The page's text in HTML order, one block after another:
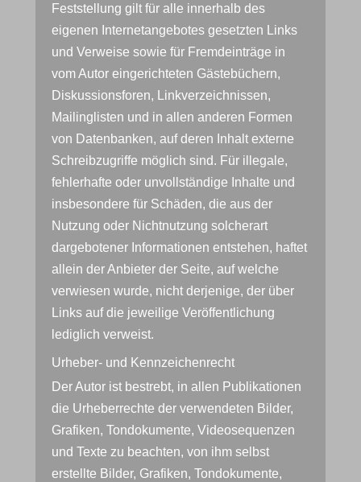
Feststellung gilt für alle innerhalb des
eigenen Internetangebotes gesetzten Links
und Verweise sowie für Fremdeinträge in
vom Autor eingerichteten Gästebüchern,
Diskussionsforen, Linkverzeichnissen,
Mailinglisten und in allen anderen Formen
von Datenbanken, auf deren Inhalt externe
Schreibzugriffe möglich sind. Für illegale,
fehlerhafte oder unvollständige Inhalte und
insbesondere für Schäden, die aus der
Nutzung oder Nichtnutzung solcherart
dargebotener Informationen entstehen, haftet
allein der Anbieter der Seite, auf welche
verwiesen wurde, nicht derjenige, der über
Links auf die jeweilige Veröffentlichung
lediglich verweist.
Urheber- und Kennzeichenrecht
Der Autor ist bestrebt, in allen Publikationen
die Urheberrechte der verwendeten Bilder,
Grafiken, Tondokumente, Videosequenzen
und Texte zu beachten, von ihm selbst
erstellte Bilder, Grafiken, Tondokumente,